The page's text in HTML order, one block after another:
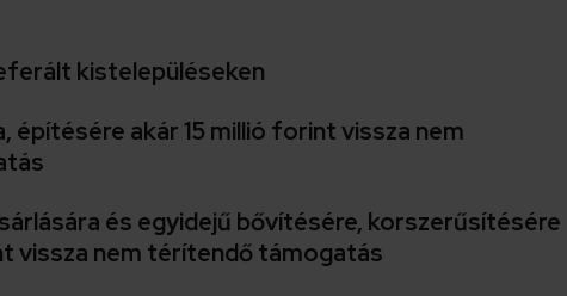
kistelepüléseken
építésére akár 15 millió forint vissza nem
és egyidejű bővítésére, korszerűsítésére
vissza nem térítendő támogatás